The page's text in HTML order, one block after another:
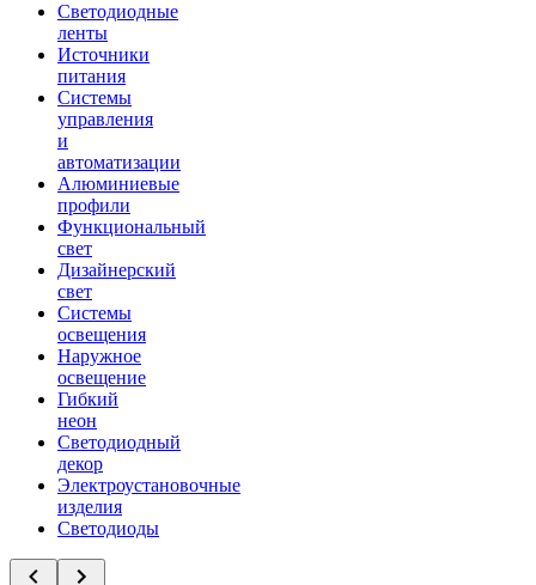
Светодиодные
ленты
Источники
питания
Системы
управления
и
автоматизации
Алюминиевые
профили
Функциональный
свет
Дизайнерский
свет
Системы
освещения
Наружное
освещение
Гибкий
неон
Светодиодный
декор
Электроустановочные
изделия
Светодиоды